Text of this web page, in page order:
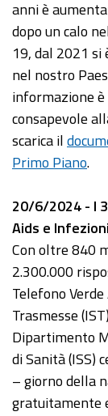
anni è
dopo un calo
19, dal 2021 si
nel nostro
informazione è
consapevole
scarica il
Primo Piano.
20/6/2024 - I
Aids e
Con oltre 840
2.300.000
Telefono
Trasmesse
Dipartimento
di Sanità (ISS)
– giorno della
gratuitamente